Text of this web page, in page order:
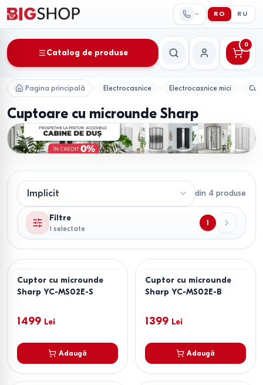
RO RU
Catalog de produse
CăutareContul meu
0
Pagina principală Electrocasnice Electrocasnice mici
Cuptoare cu microunde Sharp
din 4 produse
Filtre
1 selectate
1
Cuptor cu microunde
Sharp YC-MS02E-S
1499 Lei
Adaugă
Cuptor cu microunde
Sharp YC-MS02E-B
1399 Lei
Adaugă